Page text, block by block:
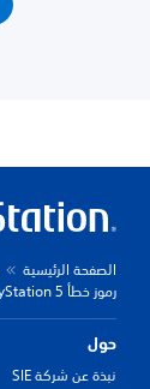
الصفحة الرئيسية
رموز خطأ PlayStation 5
حول
نبذة عن شركة SIE